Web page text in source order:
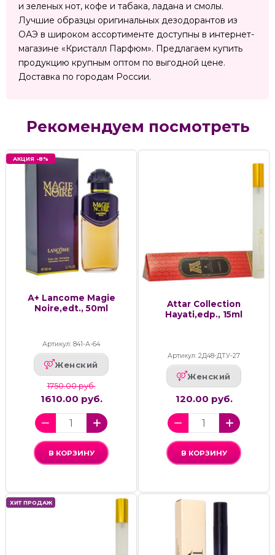
и зеленых нот, кофе и табака, ладана и смолы.
Лучшие образцы оригинальных дезодорантов из
ОАЭ в широком ассортименте доступны в интернет-
магазине «Кристалл Парфюм». Предлагаем купить
продукцию крупным оптом по выгодной цене.
Доставка по городам России.
Рекомендуем посмотреть
АКЦИЯ -8%
А+ Lancome Magie
Noire,edt., 50ml
Артикул: 841-А-64
Женский
1750.00 руб.
1610.00 руб.
В КОРЗИНУ
Attar Collection
Hayati,edp., 15ml
Артикул: 2Д48-ДТУ-27
Женский
120.00 руб.
В КОРЗИНУ
ХИТ ПРОДАЖ